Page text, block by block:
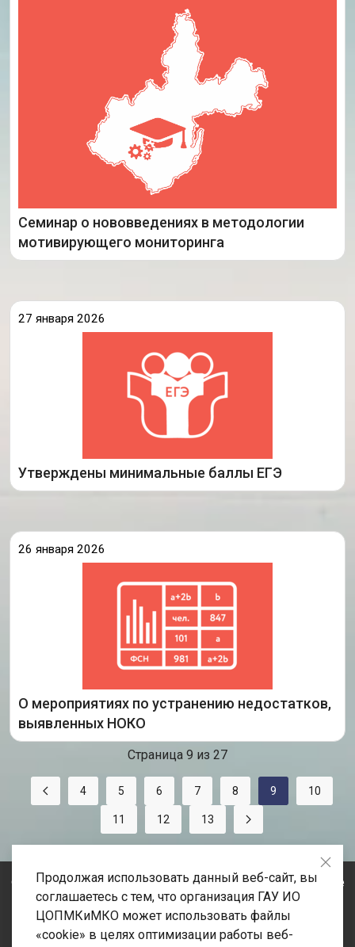
Продолжая использовать данный веб-сайт, вы
соглашаетесь с тем, что организация ГАУ ИО
ЦОПМКиМКО может использовать файлы
«cookie» в целях оптимизации работы веб-
Семинар о нововведениях в методологии
мотивирующего мониторинга
государственной политики и профессионального
развития работников образования
Государственного университета просвещения
провел семинар цикла «Вектор образования:
вызовы, тренды, перспективы», посвященный
вопросам нововведений в
Подробнее
27 января 2026
Утверждены минимальные баллы ЕГЭ
Приказом Министерства просвещения РФ от 8
баллы ЕГЭ для подведомственных высших
учебных заведений.
Так, выпускники, планирующие после
получения аттестата подавать документы
Подробнее
26 января 2026
О мероприятиях по устранению недостатков,
выявленных НОКО
Министерство образования Иркутской области
года провели видеосовещание об организации
работы по устранению недостатков, выявленных
независимой оценкой качества условий
осуществления образовательной
Подробнее
Страница 9 из 27
4 5 6 7 8 9 10
11 12 13
© 2020-2026 Государственное автономное учреждение
Иркутской области «Центр оценки профессионального
мастерства, квалификаций педагогов и мониторинга
качества образования» Адрес: 664023, Иркутская